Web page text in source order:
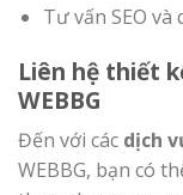
Tư vấn SEO và
Liên hệ thiết
WEBBG
Đến với các dịch
WEBBG, bạn có